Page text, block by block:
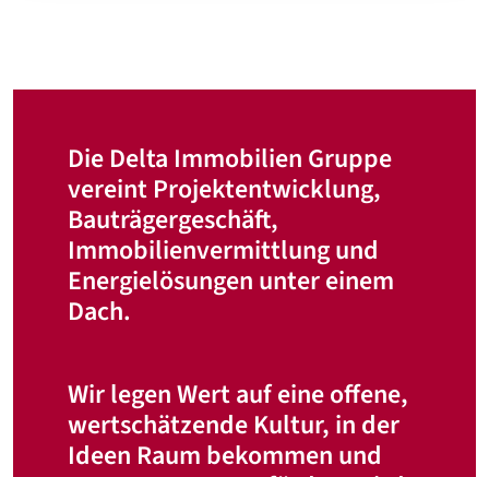
Die Delta Immobilien Gruppe
vereint Projektentwicklung,
Bauträgergeschäft,
Immobilienvermittlung und
Energielösungen unter einem
Dach.
Wir legen Wert auf eine offene,
wertschätzende Kultur, in der
Ideen Raum bekommen und